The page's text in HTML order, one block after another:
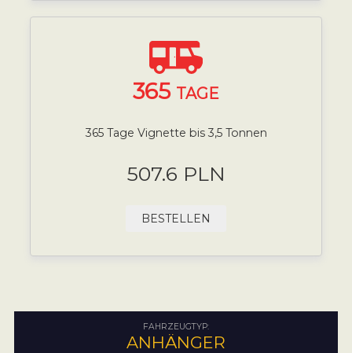
365 TAGE
365 Tage Vignette bis 3,5 Tonnen
507.6 PLN
BESTELLEN
FAHRZEUGTYP:
ANHÄNGER